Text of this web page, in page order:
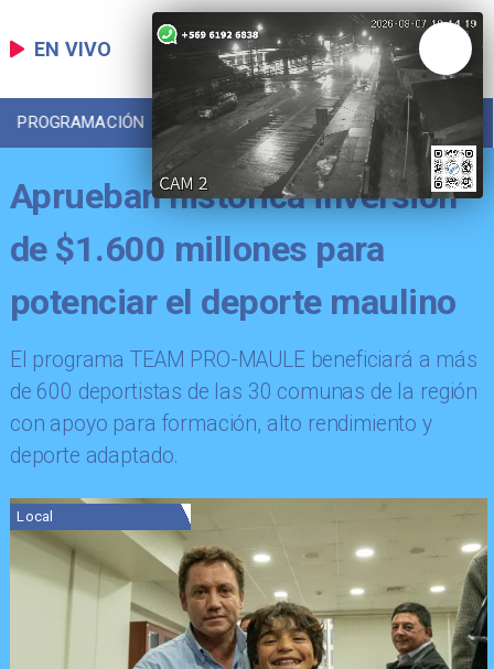
EN VIVO
PROGRAMACIÓN LOCAL DEPORTES
Aprueban histórica inversión
de $1.600 millones para
potenciar el deporte maulino
​El programa TEAM PRO-MAULE beneficiará a más
de 600 deportistas de las 30 comunas de la región
con apoyo para formación, alto rendimiento y
deporte adaptado.
Local